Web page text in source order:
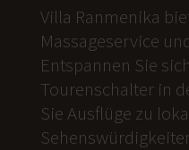
Villa Ranmenika
Massageservice
Entspannen Sie
Tourenschalter in
Sie Ausflüge zu